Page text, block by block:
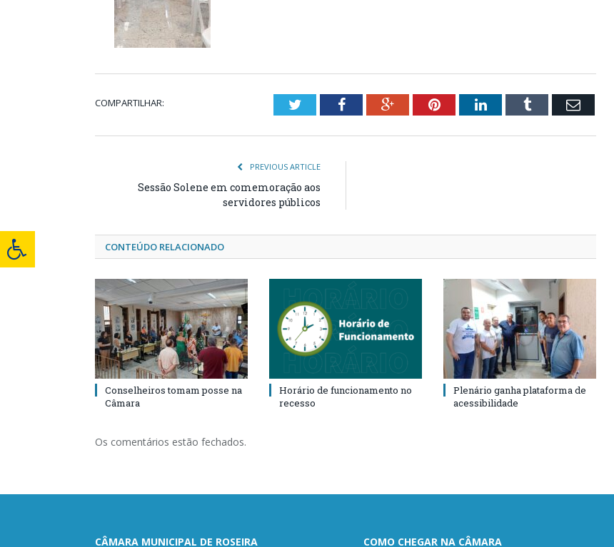
COMPARTILHAR: TwitterFacebookGoogle+PinterestLinkedInTumblr Email
PREVIOUS ARTICLE
Sessão Solene em comemoração aos
servidores públicos
CONTEÚDO RELACIONADO
Conselheiros tomam posse na
Câmara
Horário de funcionamento no
recesso
Plenário ganha plataforma de
acessibilidade
Os comentários estão fechados.
CÂMARA MUNICIPAL DE ROSEIRA COMO CHEGAR NA CÂMARA